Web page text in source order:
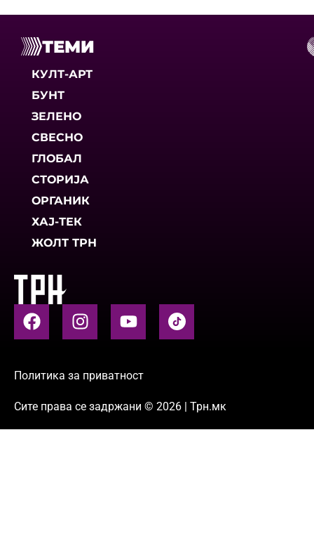
ТЕМИ
КУЛТ-АРТ
БУНТ
ЗЕЛЕНО
СВЕСНО
ГЛОБАЛ
СТОРИЈА
ОРГАНИК
ХАЈ-ТЕК
ЖОЛТ ТРН
Политика за приватност
Сите права се задржани © 2026 | Трн.мк